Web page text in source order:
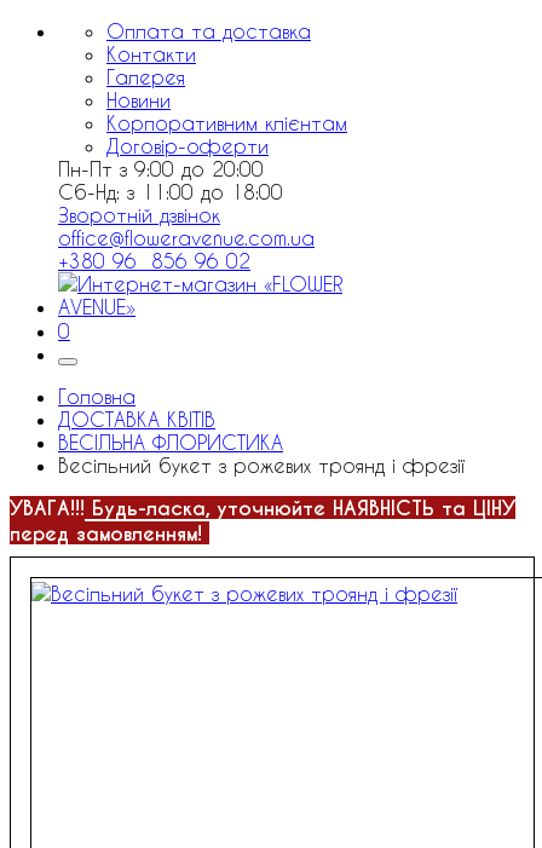
Оплата та доставка
Контакти
Галерея
Новини
Корпоративним клієнтам
Договір-оферти
Пн-Пт з 9:00 до 20:00
Сб-Нд: з 11:00 до 18:00
Зворотній дзвінок
office@floweravenue.com.ua
+380 96 856 96 02
0
Головна
ДОСТАВКА КВІТІВ
ВЕСІЛЬНА ФЛОРИСТИКА
Весільний букет з рожевих троянд і фрезії
УВАГА!!! Будь-ласка, уточнюйте НАЯВНІСТЬ та ЦІНУ
перед замовленням!